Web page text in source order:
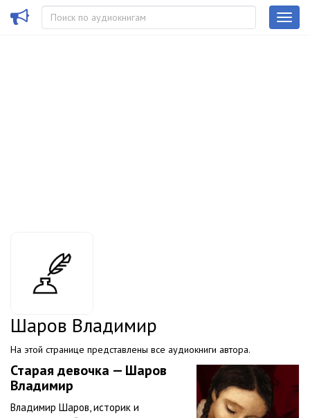
Шаров Владимир
На этой странице представлены все аудиокниги автора.
Старая девочка — Шаров
Владимир
Владимир Шаров, историк и